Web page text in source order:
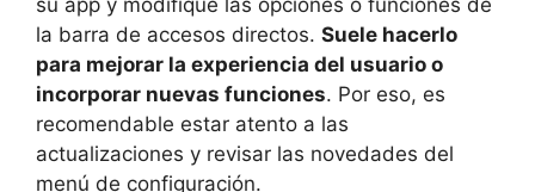
su app y modifique las opciones o funciones de
la barra de accesos directos. Suele hacerlo
para mejorar la experiencia del usuario o
incorporar nuevas funciones. Por eso, es
recomendable estar atento a las
actualizaciones y revisar las novedades del
menú de configuración.